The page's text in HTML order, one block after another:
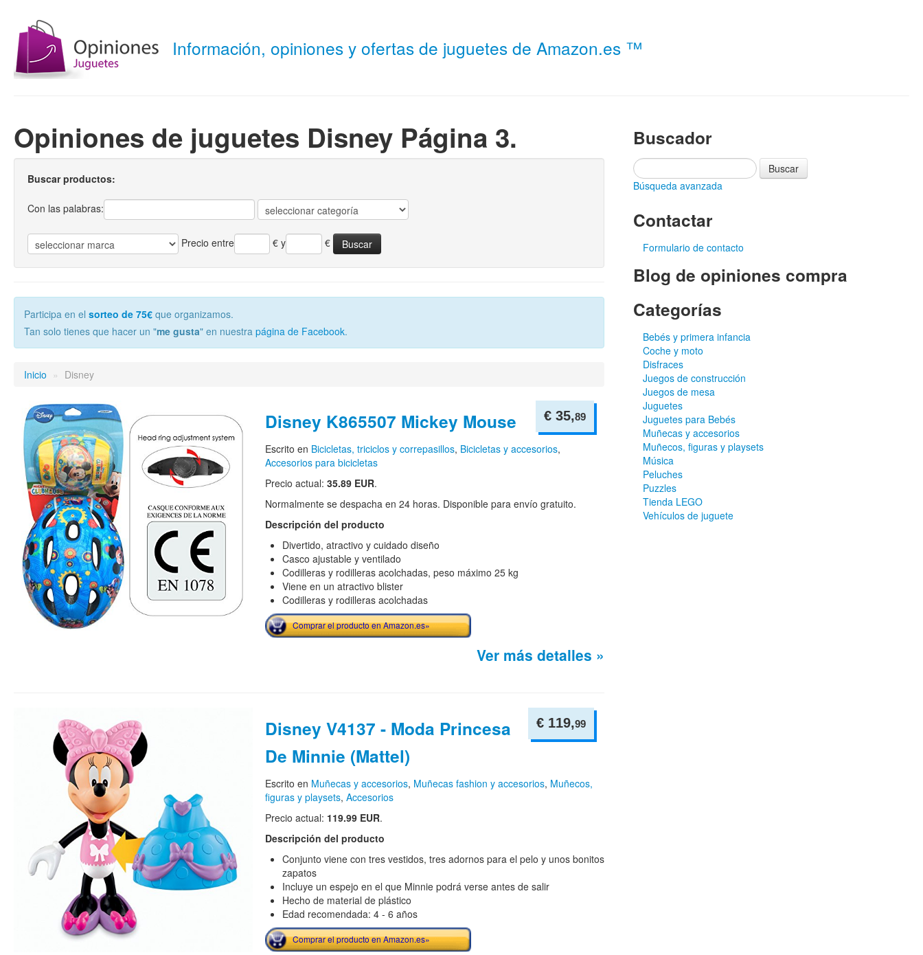
Información, opiniones y ofertas de juguetes de Amazon.es ™
Opiniones de juguetes Disney Página 3.
Buscar productos:
Con las palabras:
Precio entre €y €
Participa en el sorteo de 75€ que organizamos.
Tan solo tienes que hacer un "me gusta" en nuestra página de Facebook.
Inicio » Disney
€ 35,89
Disney K865507 Mickey Mouse
Escrito en Bicicletas, triciclos y correpasillos, Bicicletas y accesorios,
Accesorios para bicicletas
Precio actual: 35.89 EUR.
Normalmente se despacha en 24 horas. Disponible para envío gratuito.
Descripción del producto
Divertido, atractivo y cuidado diseño
Casco ajustable y ventilado
Codilleras y rodilleras acolchadas, peso máximo 25 kg
Viene en un atractivo blister
Codilleras y rodilleras acolchadas
Comprar el producto en Amazon.es»
Ver más detalles »
€ 119,99
Disney V4137 - Moda Princesa
De Minnie (Mattel)
Escrito en Muñecas y accesorios, Muñecas fashion y accesorios, Muñecos,
figuras y playsets, Accesorios
Precio actual: 119.99 EUR.
Descripción del producto
Conjunto viene con tres vestidos, tres adornos para el pelo y unos bonitos
zapatos
Incluye un espejo en el que Minnie podrá verse antes de salir
Hecho de material de plástico
Edad recomendada: 4 - 6 años
Comprar el producto en Amazon.es»
Buscador
Búsqueda avanzada
Contactar
Formulario de contacto
Blog de opiniones compra
Categorías
Bebés y primera infancia
Coche y moto
Disfraces
Juegos de construcción
Juegos de mesa
Juguetes
Juguetes para Bebés
Muñecas y accesorios
Muñecos, figuras y playsets
Música
Peluches
Puzzles
Tienda LEGO
Vehículos de juguete